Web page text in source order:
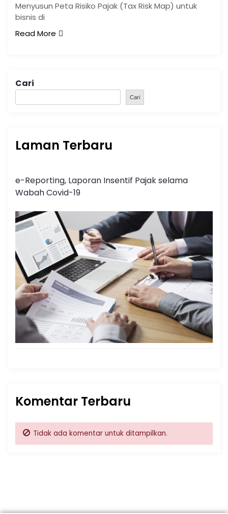
Menyusun Peta Risiko Pajak (Tax Risk Map) untuk
bisnis di
Read More
Cari
Cari
Laman Terbaru
e-Reporting, Laporan Insentif Pajak selama
Wabah Covid-19
Komentar Terbaru
Tidak ada komentar untuk ditampilkan.